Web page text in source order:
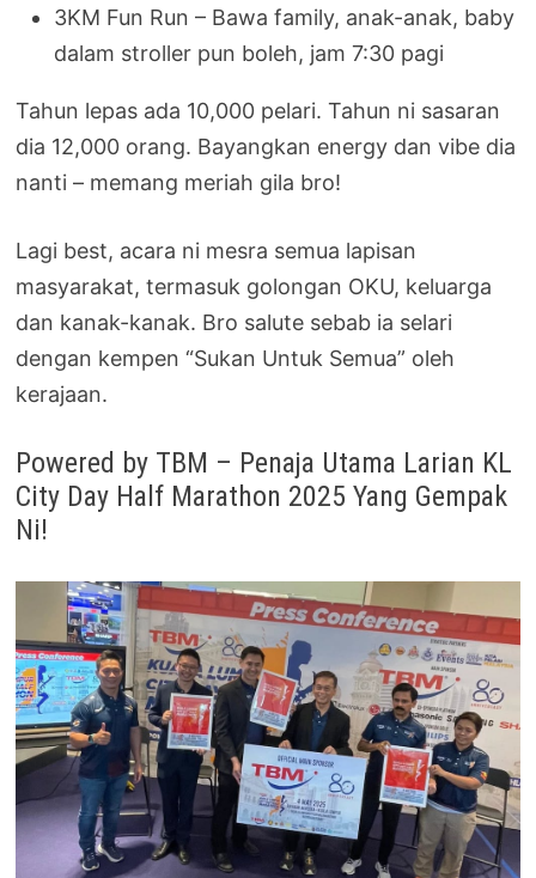
3KM Fun Run – Bawa family, anak-anak, baby
dalam stroller pun boleh, jam 7:30 pagi
Tahun lepas ada 10,000 pelari. Tahun ni sasaran
dia 12,000 orang. Bayangkan energy dan vibe dia
nanti – memang meriah gila bro!
Lagi best, acara ni mesra semua lapisan
masyarakat, termasuk golongan OKU, keluarga
dan kanak-kanak. Bro salute sebab ia selari
dengan kempen “Sukan Untuk Semua” oleh
kerajaan.
Powered by TBM – Penaja Utama Larian KL
City Day Half Marathon 2025 Yang Gempak
Ni!